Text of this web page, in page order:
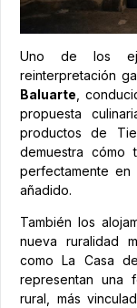
Uno de los
reinterpretación
Baluarte,
propuesta
productos de
demuestra cómo
perfectamente
añadido.
También los
nueva ruralidad
como La Casa
representan una
rural, más